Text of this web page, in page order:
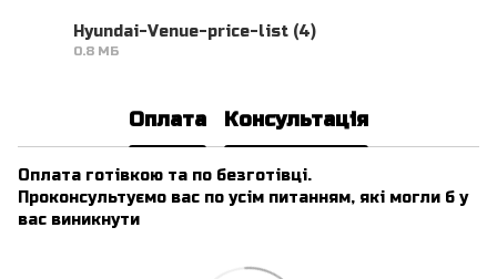
Hyundai-Venue-price-list (4)
0.8 МБ
Оплата Консультація
Оплата готівкою та по безготівці.
Проконсультуємо вас по усім питанням, які могли б у
вас виникнути